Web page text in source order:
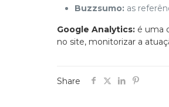
Buzzsumo: as
Google Analytics: é uma
no site, monitorizar a
Share